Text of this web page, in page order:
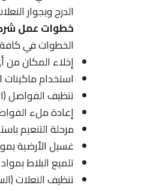
الدرج وبجوار
خطوات عمل
الخطوات في
إخلاء المكان من
استخدام ماكينات
تنظيف الفواصل
إعادة ملء
مرحلة التنعيم
غسيل الأرضية
تلميع البلاط
تنظيف النعلات